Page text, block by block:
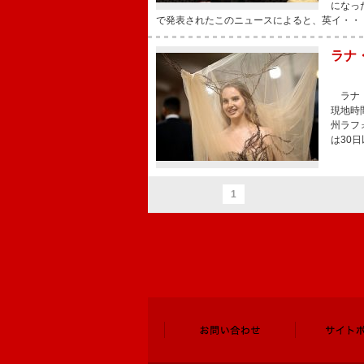
になっ
で発表されたこのニュースによると、英イ・・
ラナ
ラナ
現地時
州ラフ
は30日
1